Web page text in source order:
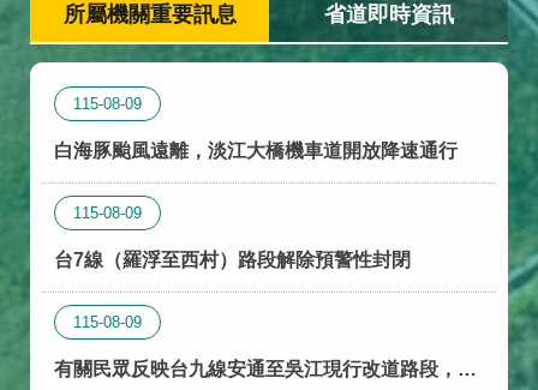
所屬機關重要訊息 省道即時資訊
115-08-09
白海豚颱風遠離，淡江大橋機車道開放降速通行
115-08-09
台7線（羅浮至西村）路段解除預警性封閉
115-08-09
有關民眾反映台九線安通至吳江現行改道路段，無